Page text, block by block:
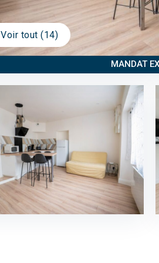
MANDAT
Voir tout (14)